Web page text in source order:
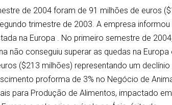
de 2004 foram de 91 milhões de euros
trimestre de 2003. A empresa informou
na Europa . No primeiro semestre de
não conseguiu superar as quedas na Europa
($213 milhões) representando um declínio
proforma de 3% no Negócio de
para Produção de Alimentos, impactado em